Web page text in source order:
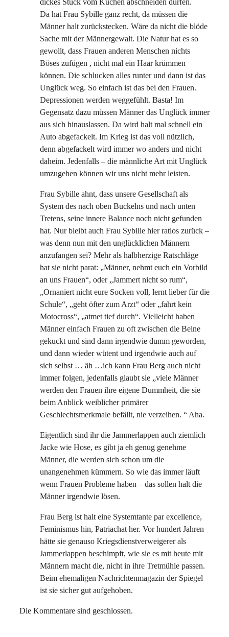
Da hat Frau Sybille ganz recht, da müssen die
Männer halt zurückstecken. Wäre da nicht die blöde
Sache mit der Männergewalt. Die Natur hat es so
gewollt, dass Frauen anderen Menschen nichts
Böses zufügen , nicht mal ein Haar krümmen
können. Die schlucken alles runter und dann ist das
Unglück weg. So einfach ist das bei den Frauen.
Depressionen werden weggefühlt. Basta! Im
Gegensatz dazu müssen Männer das Unglück immer
aus sich hinauslassen. Da wird halt mal schnell ein
Auto abgefackelt. Im Krieg ist das voll nützlich,
denn abgefackelt wird immer wo anders und nicht
daheim. Jedenfalls – die männliche Art mit Unglück
umzugehen können wir uns nicht mehr leisten.
Frau Sybille ahnt, dass unsere Gesellschaft als
System des nach oben Buckelns und nach unten
Tretens, seine innere Balance noch nicht gefunden
hat. Nur bleibt auch Frau Sybille hier ratlos zurück –
was denn nun mit den unglücklichen Männern
anzufangen sei? Mehr als halbherzige Ratschläge
hat sie nicht parat: „Männer, nehmt euch ein Vorbild
an uns Frauen“, oder „Jammert nicht so rum“,
„Ornaniert nicht eure Socken voll, lernt lieber für die
Schule“, „geht öfter zum Arzt“ oder „fahrt kein
Motocross“, „atmet tief durch“. Vielleicht haben
Männer einfach Frauen zu oft zwischen die Beine
gekuckt und sind dann irgendwie dumm geworden,
und dann wieder wütent und irgendwie auch auf
sich selbst … äh …ich kann Frau Berg auch nicht
immer folgen, jedenfalls glaubt sie „viele Männer
werden den Frauen ihre eigene Dummheit, die sie
beim Anblick weiblicher primärer
Geschlechtsmerkmale befällt, nie verzeihen. “ Aha.
Eigentlich sind ihr die Jammerlappen auch ziemlich
Jacke wie Hose, es gibt ja eh genug genehme
Männer, die werden sich schon um die
unangenehmen kümmern. So wie das immer läuft
wenn Frauen Probleme haben – das sollen halt die
Männer irgendwie lösen.
Frau Berg ist halt eine Systemtante par excellence,
Feminismus hin, Patriachat her. Vor hundert Jahren
hätte sie genauso Kriegsdienstverweigerer als
Jammerlappen beschimpft, wie sie es mit heute mit
Männern macht die, nicht in ihre Tretmühle passen.
Beim ehemaligen Nachrichtenmagazin der Spiegel
ist sie sicher gut aufgehoben.
Die Kommentare sind geschlossen.